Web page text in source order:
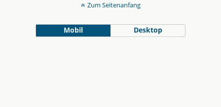
Zum Seitenanfang
Mobil Desktop